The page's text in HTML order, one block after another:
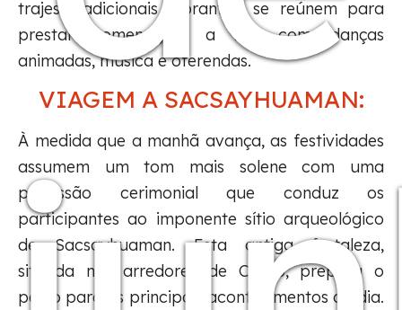
trajes tradicionais vibrantes, se reúnem para
prestar homenagem a Inti com danças
animadas, música e oferendas.
VIAGEM A SACSAYHUAMAN:
À medida que a manhã avança, as festividades
assumem um tom mais solene com uma
procissão cerimonial que conduz os
participantes ao imponente sítio arqueológico
de Sacsayhuaman. Esta antiga fortaleza,
situada nos arredores de Cusco, prepara o
palco para os principais acontecimentos do dia.